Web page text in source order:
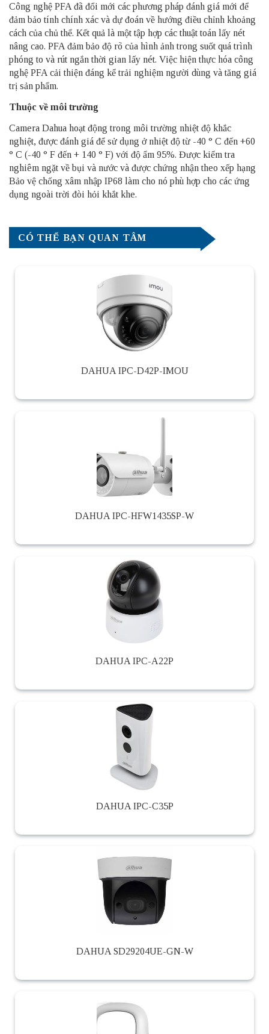
Công nghệ PFA đã đổi mới các phương pháp đánh giá mới để
đảm bảo tính chính xác và dự đoán về hướng điều chỉnh khoảng
cách của chủ thể. Kết quả là một tập hợp các thuật toán lấy nét
nâng cao. PFA đảm bảo độ rõ của hình ảnh trong suốt quá trình
phóng to và rút ngắn thời gian lấy nét. Việc hiện thực hóa công
nghệ PFA cải thiện đáng kể trải nghiệm người dùng và tăng giá
trị sản phẩm.
Thuộc về môi trường
Camera Dahua hoạt động trong môi trường nhiệt độ khắc
nghiệt, được đánh giá để sử dụng ở nhiệt độ từ -40 ° C đến +60
° C (-40 ° F đến + 140 ° F) với độ ẩm 95%. Được kiểm tra
nghiêm ngặt về bụi và nước và được chứng nhận theo xếp hạng
Bảo vệ chống xâm nhập IP68 làm cho nó phù hợp cho các ứng
dụng ngoài trời đòi hỏi khắt khe.
CÓ THỂ BẠN QUAN TÂM
DAHUA IPC-D42P-IMOU
DAHUA IPC-HFW1435SP-W
DAHUA IPC-A22P
DAHUA IPC-C35P
DAHUA SD29204UE-GN-W